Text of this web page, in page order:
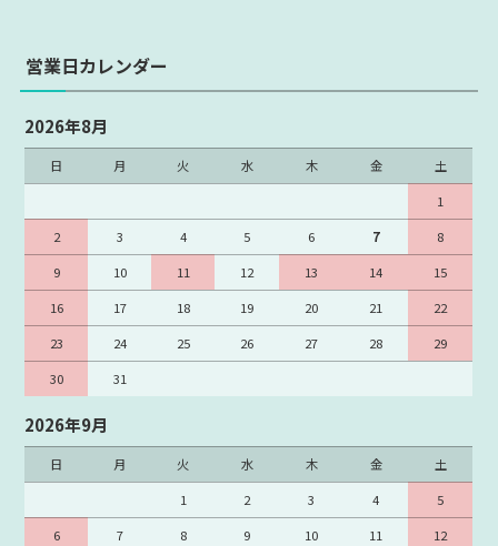
Cisco 音声メモリ
Cisco ライセンス
Cisco スイッチモジュール
Cisco SFP
Cisco ケーブル
Cisco 電源ケーブル
Cisco 増設メモリ
Cisco ACアダプター
Cisco ラックマウントキット
Cisco ブランクパネル
Cisco その他
Cisco 未分類（廃盤型番）
Cisco 在庫処分品
営業日カレンダー
2026年8月
日 月 火 水 木 金
土
1
2
3 4 5 6 7
8
9
10 11 12 13 14
15
16
17 18 19 20 21
22
23
24 25 26 27 28
29
30
31
2026年9月
日 月 火 水 木 金
土
1
2 3 4
5
6
7 8 9 10 11
12